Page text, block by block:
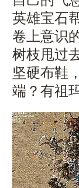
英雄宝石
卷上意识
树枝甩过
坚硬布鞋
端？有祖